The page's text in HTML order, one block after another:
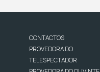
CONTACTOS
PROVEDORA DO
TELESPECTADOR